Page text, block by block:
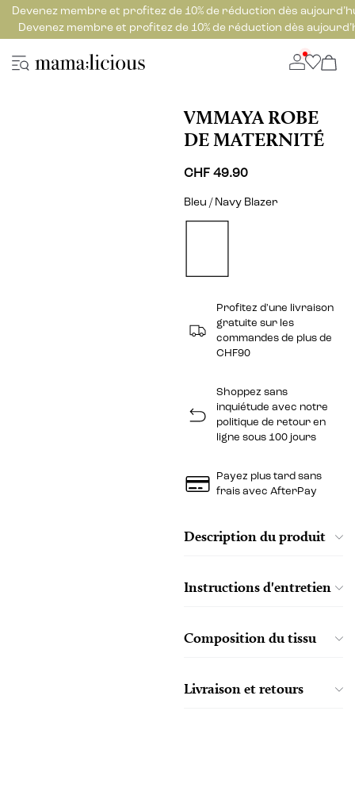
Devenez membre et profitez de 10% de réduction dès
Devenez membre et profitez de 10% de réduction dès
VMMAYA ROBE
DE MATERNITÉ
CHF 49.90
Bleu / Navy Blazer
Profitez d'une livraison
gratuite sur les
commandes de plus de
CHF90
Shoppez sans
inquiétude avec notre
politique de retour en
ligne sous 100 jours
Payez plus tard sans
frais avec AfterPay
Description du produit
Instructions d'entretien
Composition du tissu
Livraison et retours